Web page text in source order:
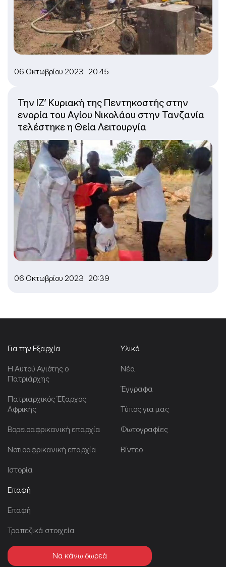
06 Οκτωβρίου 2023 20:45
06 Οκτωβρίου 2023 20:39
Την ΙΖ’ Κυριακή της Πεντηκοστής στην
ενορία του Αγίου Νικολάου στην Τανζανία
τελέστηκε η Θεία Λειτουργία
Για την Εξαρχία
Η Αυτού Αγιότης ο
Πατριάρχης
Πατριαρχικός Έξαρχος
Αφρικής
Βορειοαφρικανική επαρχία
Νοτιοαφρικανική επαρχία
Ιστορία
Υλικά
Νέα
Έγγραφα
Τύπος για μας
Φωτογραφίες
Βίντεο
Επαφή
Επαφή
Τραπεζικά στοιχεία
Να κάνω δωρεά